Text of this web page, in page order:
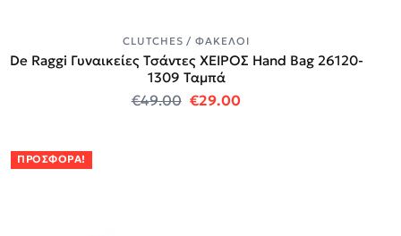
CLUTCHES / ΦΆΚΕΛΟΙ
De Raggi Γυναικείες Τσάντες ΧΕΙΡΟΣ Hand Bag 26120-
1309 Ταμπά
€49.00 Original price was: €49.00.
€29.00Η τρέχουσα τιμή
ΠΡΟΣΦΟΡΆ!